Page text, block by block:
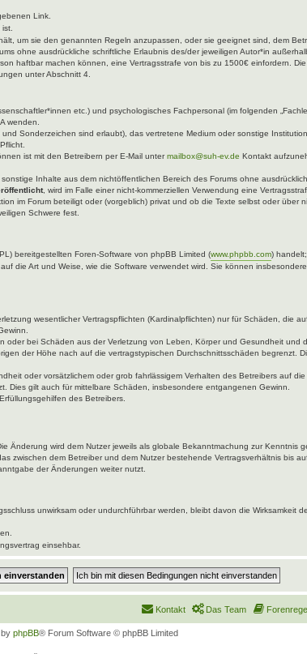
Link.
um sie den genannten Regeln anzupassen, oder sie geeignet sind, dem
ohne ausdrückliche schriftliche Erlaubnis des/der jeweiligen Autor*in
haftbar machen können, eine Vertragsstrafe von bis zu 1500€ einfordern.
unter Abschnitt 4.
etc.) und psychologisches Fachpersonal (im folgenden
wenden.
Sonderzeichen sind erlaubt), das vertretene Medium oder sonstige
ist mit den Betreibern per E-Mail untermailbox@suh-ev.de Kontakt
Inhalte aus dem nichtöffentlichen Bereich des Forums ohne
, wird im Falle einer nicht-kommerziellen Verwendung eine
im Forum beteiligt oder (vorgeblich) privat und ob die Texte selbst oder über
Schwere fest.
bereitgestellten Foren-Software von phpBB Limited (www.phpbb.com)
die Art und Weise, wie die Software verwendet wird. Sie können
wesentlicher Vertragspflichten (Kardinalpflichten) nur für Schäden, die
bei Schäden aus der Verletzung von Leben, Körper und Gesundheit und
der Höhe nach auf die vertragstypischen Durchschnittsschäden begrenzt.
oder vorsätzlichem oder grob fahrlässigem Verhalten des Betreibers auf
Dies gilt auch für mittelbare Schäden, insbesondere entgangenen Gewinn.
des Betreibers.
wird dem Nutzer jeweils als globale Bekanntmachung zur Kenntnis
zwischen dem Betreiber und dem Nutzer bestehende Vertragsverhältnis bis
der Änderungen weiter nutzt.
unwirksam oder undurchführbar werden, bleibt davon die Wirksamkeit
einsehbar.
Das Team
Kontakt
phpBB® Forum Software © phpBB Limited